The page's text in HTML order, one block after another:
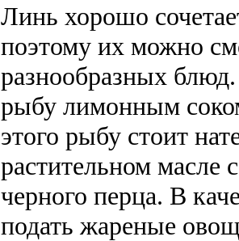
Линь хорошо
поэтому их можно
разнообразных
рыбу лимонным
этого рыбу стоит
растительном масле
черного перца. В
подать жареные